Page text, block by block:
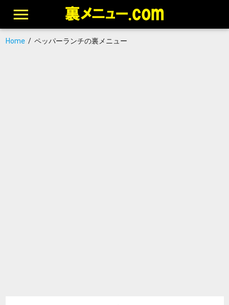
Home/ ペッパーランチの裏メニュー